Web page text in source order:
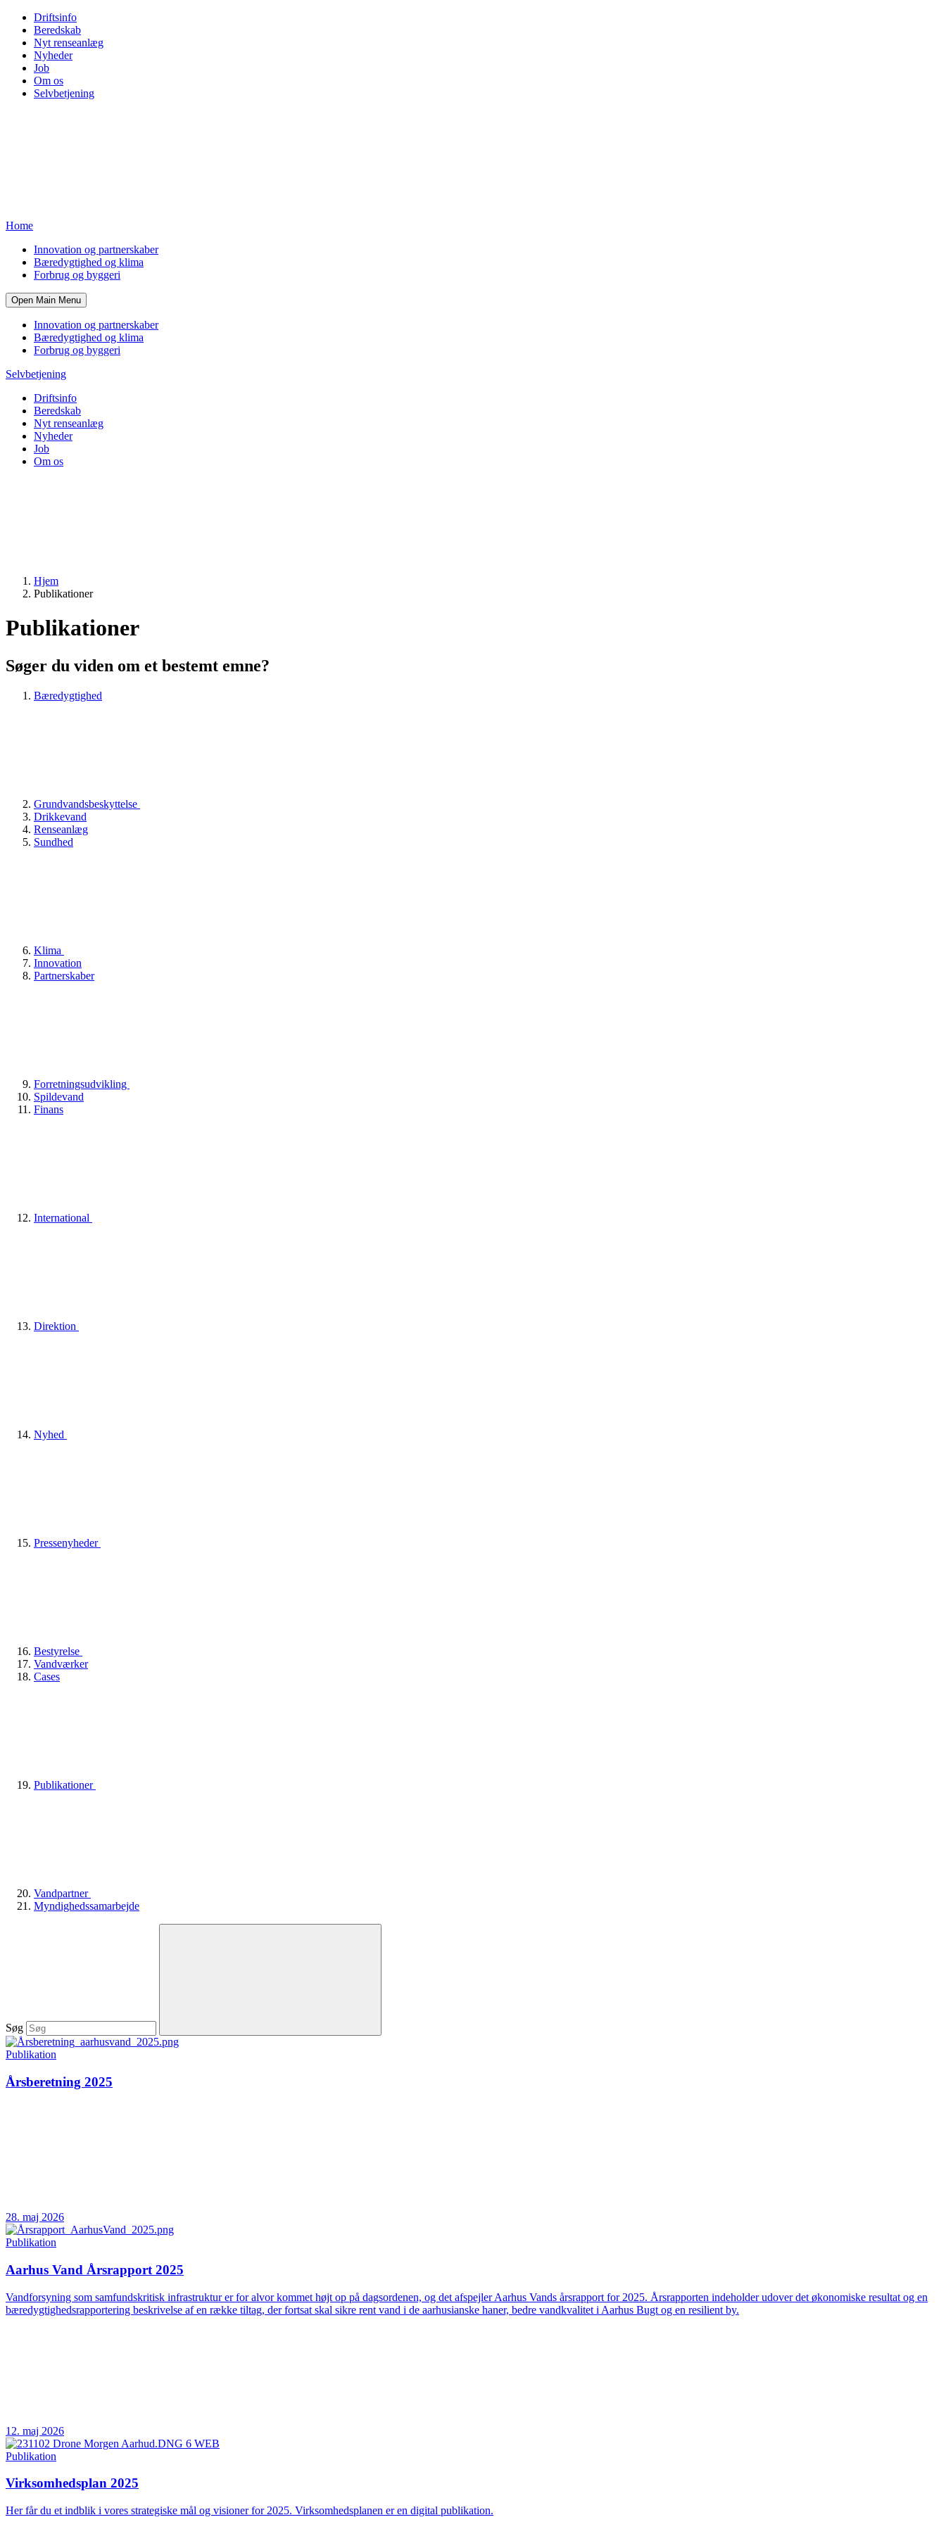
Driftsinfo
Beredskab
Nyt renseanlæg
Nyheder
Job
Om os
Selvbetjening
Home
Innovation og partnerskaber
Bæredygtighed og klima
Forbrug og byggeri
Open Main Menu
Innovation og partnerskaber
Bæredygtighed og klima
Forbrug og byggeri
Selvbetjening
Driftsinfo
Beredskab
Nyt renseanlæg
Nyheder
Job
Om os
Hjem
Publikationer
Publikationer
Søger du viden om et bestemt emne?
Bæredygtighed
Grundvandsbeskyttelse
Drikkevand
Renseanlæg
Sundhed
Klima
Innovation
Partnerskaber
Forretningsudvikling
Spildevand
Finans
International
Direktion
Nyhed
Pressenyheder
Bestyrelse
Vandværker
Cases
Publikationer
Vandpartner
Myndighedssamarbejde
Søg
Publikation
Årsberetning 2025
28. maj 2026
Publikation
Aarhus Vand Årsrapport 2025
Vandforsyning som samfundskritisk infrastruktur er for alvor kommet højt op på dagsordenen, og det afspejler Aarhus Vands årsrapport for 2025. Årsrapporten indeholder udover det økonomiske resultat og en
bæredygtighedsrapportering beskrivelse af en række tiltag, der fortsat skal sikre rent vand i de aarhusianske haner, bedre vandkvalitet i Aarhus Bugt og en resilient by.
12. maj 2026
Publikation
Virksomhedsplan 2025
Her får du et indblik i vores strategiske mål og visioner for 2025. Virksomhedsplanen er en digital publikation.